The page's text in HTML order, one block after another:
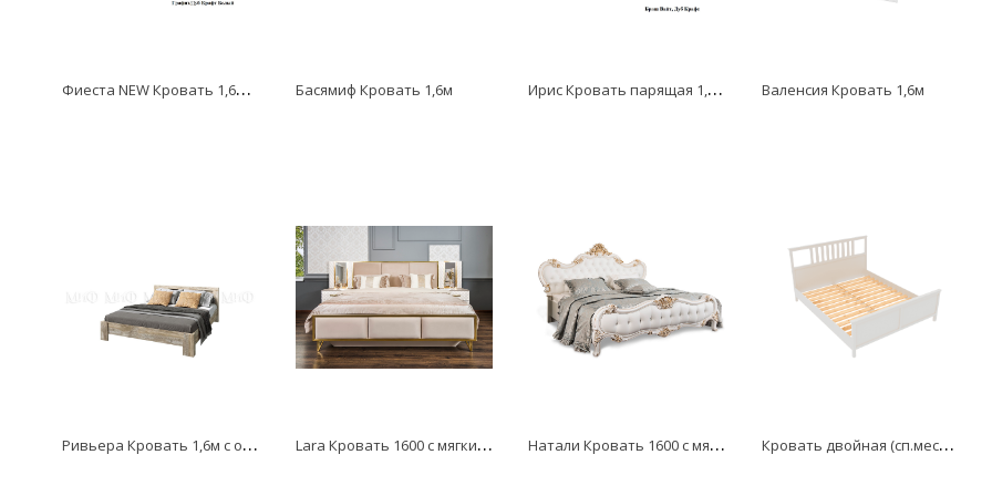
Ф
иеста NEW Кровать 1,6м с ящиками Басямиф Кровать 1,6м И
рис Кровать парящая 1,6 (ортопед метал) Валенсия Кровать 1,6м
Р
ивьера Кровать 1,6м с ортопедом L
ara Кровать 1600 с мягким изголовьем из набора белый глянец Н
атали Кровать 1600 с мягким изголовьем из экокожи К
ровать двойная (сп.место 1600*2000мм) Ф-156.02_белая